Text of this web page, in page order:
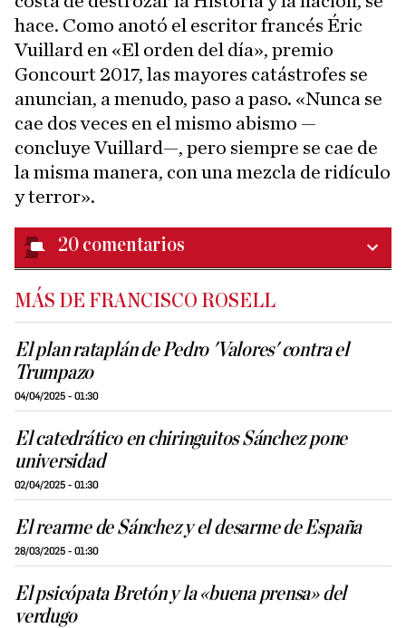
hace. Como anotó el escritor francés Éric
Vuillard en «El orden del día», premio
Goncourt 2017, las mayores catástrofes se
anuncian, a menudo, paso a paso. «Nunca se
cae dos veces en el mismo abismo —
concluye Vuillard—, pero siempre se cae de
la misma manera, con una mezcla de ridículo
y terror».
20 comentarios
MÁS DE FRANCISCO ROSELL
El plan rataplán de Pedro 'Valores' contra el
Trumpazo
04/04/2025 - 01:30
El catedrático en chiringuitos Sánchez pone
universidad
02/04/2025 - 01:30
El rearme de Sánchez y el desarme de España
28/03/2025 - 01:30
El psicópata Bretón y la «buena prensa» del
verdugo